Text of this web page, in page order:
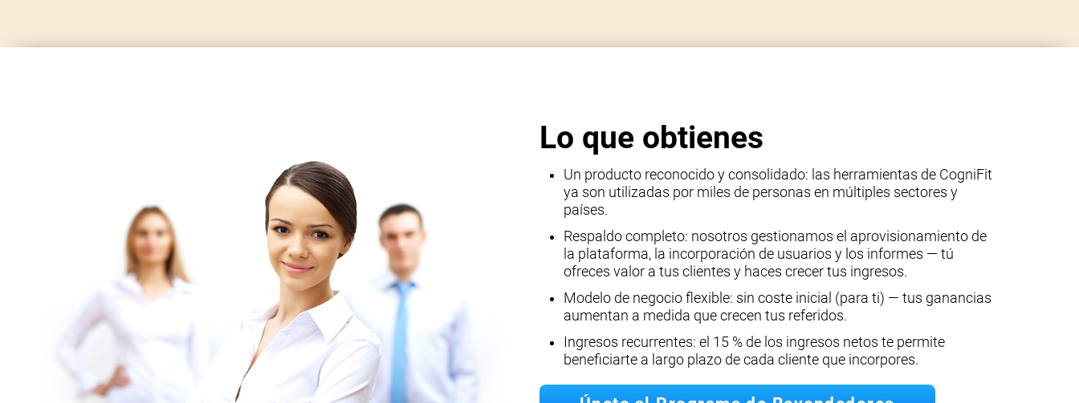
Lo que obtienes
Un producto reconocido y consolidado: las herramientas de CogniFit
ya son utilizadas por miles de personas en múltiples sectores y
países.
Respaldo completo: nosotros gestionamos el aprovisionamiento de
la plataforma, la incorporación de usuarios y los informes — tú
ofreces valor a tus clientes y haces crecer tus ingresos.
Modelo de negocio flexible: sin coste inicial (para ti) — tus ganancias
aumentan a medida que crecen tus referidos.
Ingresos recurrentes: el 15 % de los ingresos netos te permite
beneficiarte a largo plazo de cada cliente que incorpores.